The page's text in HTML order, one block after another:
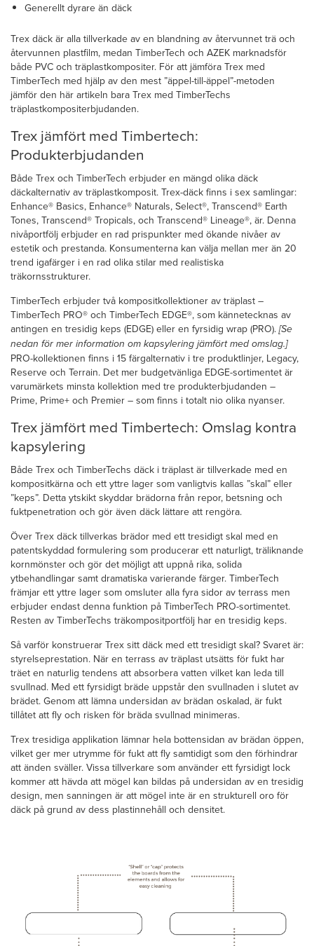
Generellt dyrare än däck
Trex däck är alla tillverkade av en blandning av återvunnet trä och
återvunnen plastfilm, medan TimberTech och AZEK marknadsför
både PVC och träplastkompositer. För att jämföra Trex med
TimberTech med hjälp av den mest ”äppel-till-äppel”-metoden
jämför den här artikeln bara Trex med TimberTechs
träplastkompositerbjudanden.
Trex jämfört med Timbertech:
Produkterbjudanden
Både Trex och TimberTech erbjuder en mängd olika däck
däckalternativ av träplastkomposit. Trex-däck finns i sex samlingar:
Enhance® Basics, Enhance® Naturals, Select®, Transcend® Earth
Tones, Transcend® Tropicals, och Transcend® Lineage®, är. Denna
nivåportfölj erbjuder en rad prispunkter med ökande nivåer av
estetik och prestanda. Konsumenterna kan välja mellan mer än 20
trend igafärger i en rad olika stilar med realistiska
träkornsstrukturer.
TimberTech erbjuder två kompositkollektioner av träplast –
TimberTech PRO® och TimberTech EDGE®, som kännetecknas av
antingen en tresidig keps (EDGE) eller en fyrsidig wrap (PRO).[Se
nedan för mer information om kapsylering jämfört med omslag.]
PRO-kollektionen finns i 15 färgalternativ i tre produktlinjer, Legacy,
Reserve och Terrain. Det mer budgetvänliga EDGE-sortimentet är
varumärkets minsta kollektion med tre produkterbjudanden –
Prime, Prime+ och Premier – som finns i totalt nio olika nyanser.
Trex jämfört med Timbertech: Omslag kontra
kapsylering
Både Trex och TimberTechs däck i träplast är tillverkade med en
kompositkärna och ett yttre lager som vanligtvis kallas ”skal” eller
”keps”. Detta ytskikt skyddar brädorna från repor, betsning och
fuktpenetration och gör även däck lättare att rengöra.
Över Trex däck tillverkas brädor med ett tresidigt skal med en
patentskyddad formulering som producerar ett naturligt, träliknande
kornmönster och gör det möjligt att uppnå rika, solida
ytbehandlingar samt dramatiska varierande färger. TimberTech
främjar ett yttre lager som omsluter alla fyra sidor av terrass men
erbjuder endast denna funktion på TimberTech PRO-sortimentet.
Resten av TimberTechs träkompositportfölj har en tresidig keps.
Så varför konstruerar Trex sitt däck med ett tresidigt skal? Svaret är:
styrelseprestation. När en terrass av träplast utsätts för fukt har
träet en naturlig tendens att absorbera vatten vilket kan leda till
svullnad. Med ett fyrsidigt bräde uppstår den svullnaden i slutet av
brädet. Genom att lämna undersidan av brädan oskalad, är fukt
tillåtet att fly och risken för bräda svullnad minimeras.
Trex tresidiga applikation lämnar hela bottensidan av brädan öppen,
vilket ger mer utrymme för fukt att fly samtidigt som den förhindrar
att änden sväller. Vissa tillverkare som använder ett fyrsidigt lock
kommer att hävda att mögel kan bildas på undersidan av en tresidig
design, men sanningen är att mögel inte är en strukturell oro för
däck på grund av dess plastinnehåll och densitet.